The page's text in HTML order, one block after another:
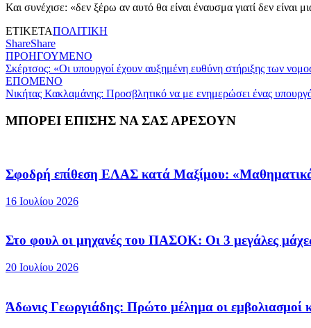
Και συνέχισε: «δεν ξέρω αν αυτό θα είναι έναυσμα γιατί δεν είναι
ΕΤΙΚΕΤΑΠΟΛΙΤΙΚΗ
ShareShare
Πλοήγηση
άρθρων
ΠΡΟΗΓΟΥΜΕΝΟ
post:
Σκέρτσος: «Οι υπουργοί έχουν αυξημένη ευθύνη στήριξης των
ΕΠΟΜΕΝΟ
post:
Νικήτας Κακλαμάνης: Προσβλητικό να με ενημερώσει ένας
ΜΠΟΡΕΙ ΕΠΙΣΗΣ ΝΑ ΣΑΣ ΑΡΕΣΟΥΝ
Σφοδρή επίθεση ΕΛΑΣ κατά Μαξίμου: «Μαθηματικά
16 Ιουλίου 2026
Στο φουλ οι μηχανές του ΠΑΣΟΚ: Οι 3 μεγάλες
20 Ιουλίου 2026
Άδωνις Γεωργιάδης: Πρώτο μέλημα οι εμβολιασμοί